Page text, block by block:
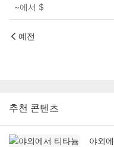
TK711039/ TK190829
~에서 $
예전
추천 콘텐츠
야외